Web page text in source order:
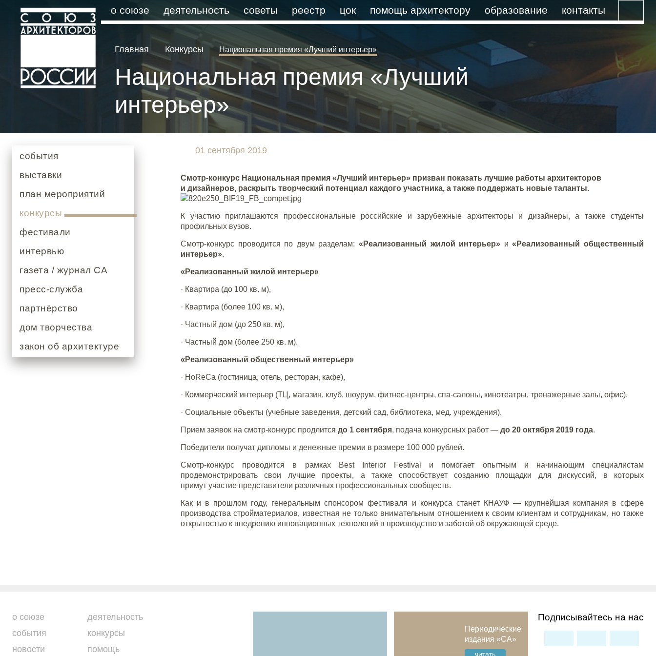
о союзе деятельность советы реестр цок помощь архитектору образование контакты
Главная Конкурсы Национальная премия «Лучший интерьер»
Национальная премия «Лучший
интерьер»
события
выставки
план мероприятий
конкурсы
фестивали
интервью
газета / журнал СА
пресс-служба
партнёрство
дом творчества
закон об архитектуре
01 сентября 2019
Смотр-конкурс Национальная премия «Лучший интерьер» призван показать лучшие работы архитекторов
и дизайнеров, раскрыть творческий потенциал каждого участника, а также поддержать новые таланты.
К участию приглашаются профессиональные российские и зарубежные архитекторы и дизайнеры, а также студенты
профильных вузов.
Смотр-конкурс проводится по двум разделам: «Реализованный жилой интерьер» и« Реализованный общественный
интерьер».
«Реализованный жилой интерьер»
· Квартира (до 100 кв. м),
· Квартира (более 100 кв. м),
· Частный дом (до 250 кв. м),
· Частный дом (более 250 кв. м).
«Реализованный общественный интерьер»
· HoReCa (гостиница, отель, ресторан, кафе),
· Коммерческий интерьер (ТЦ, магазин, клуб, шоурум, фитнес-центры, спа-салоны, кинотеатры, тренажерные залы, офис),
· Социальные объекты (учебные заведения, детский сад, библиотека, мед. учреждения).
Прием заявок на смотр-конкурс продлится до 1 сентября, подача конкурсных работ — до 20 октября 2019 года.
Победители получат дипломы и денежные премии в размере 100 000 рублей.
Смотр-конкурс проводится в рамках Best Interior Festival и помогает опытным и начинающим специалистам
продемонстрировать свои лучшие проекты, а также способствует созданию площадки для дискуссий, в которых
примут участие представители различных профессиональных сообществ.
Как и в прошлом году, генеральным спонсором фестиваля и конкурса станет КНАУФ — крупнейшая компания в сфере
производства стройматериалов, известная не только внимательным отношением к своим клиентам и сотрудникам, но также
открытостью к внедрению инновационных технологий в производство и заботой об окружающей среде.
о союзе
события
новости
деятельность
конкурсы
помощь
Подписывайтесь на нас
Периодические
издания «СА»
читать